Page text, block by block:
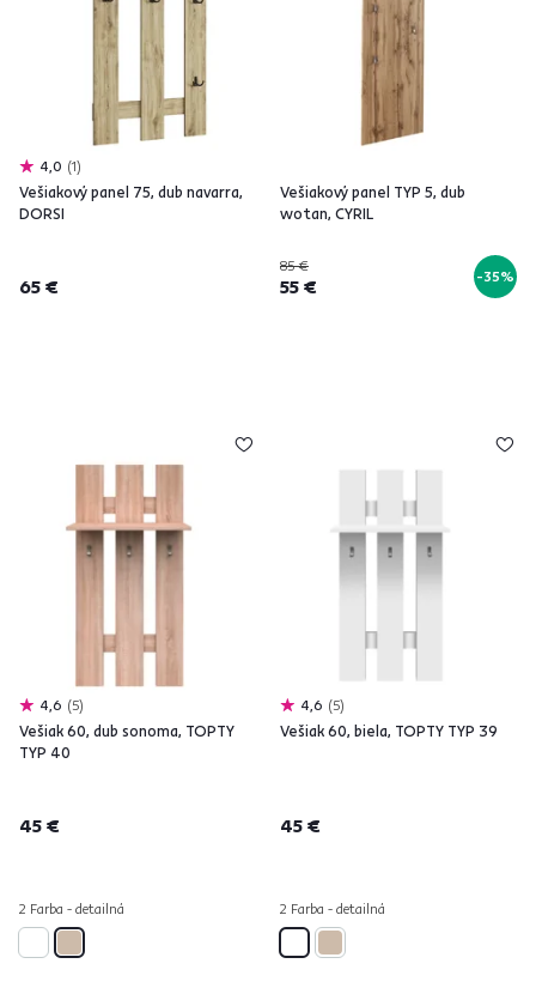
4,0 1
Vešiakový panel 75, dub navarra,
DORSI
65 €
Vešiakový panel TYP 5, dub
wotan, CYRIL
85 €
55 € -35%
4,6 5
Vešiak 60, dub sonoma, TOPTY
TYP 40
45 €
2 Farba - detailná
4,6 5
Vešiak 60, biela, TOPTY TYP 39
45 €
2 Farba - detailná